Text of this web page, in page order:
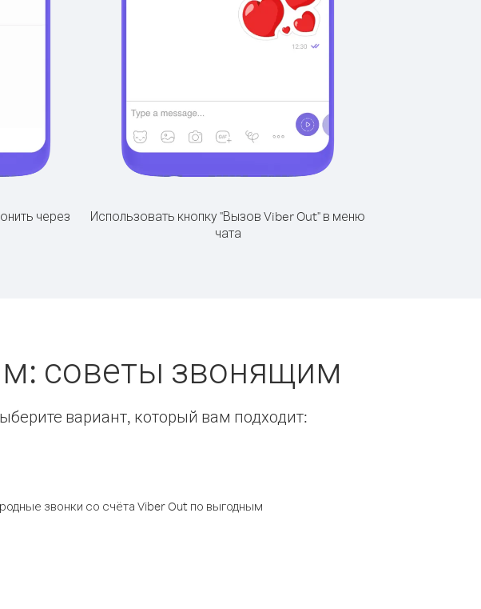
через
Использовать кнопку "Вызов Viber Out" в меню
чата
советы звонящим
вариант, который вам подходит:
звонки со счёта Viber Out по выгодным